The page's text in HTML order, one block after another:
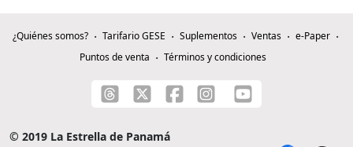
¿Quiénes somos? Tarifario GESE Suplementos Ventas
e-Paper
Puntos de venta
Términos y condiciones
© 2019 La Estrella de Panamá